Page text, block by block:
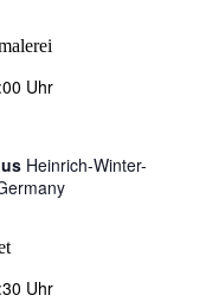
Heinrich-Winter-